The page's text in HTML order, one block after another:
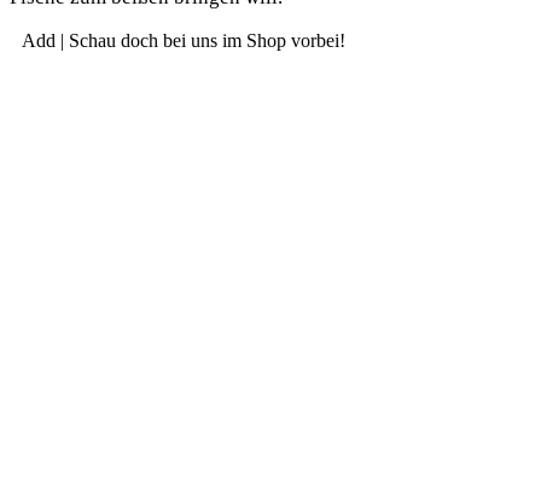
Add | Schau doch bei uns im Shop vorbei!